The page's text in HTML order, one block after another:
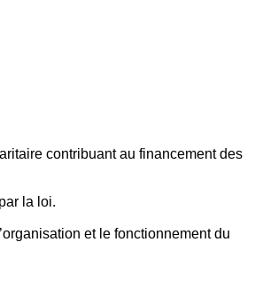
contribuant au financement des
la loi.
et le fonctionnement du